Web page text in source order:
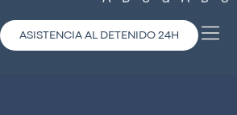
ASISTENCIA AL DETENIDO 24H